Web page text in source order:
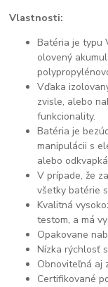
Vlastnosti:
Batéria je typu
olovený
Vďaka
zvisle, alebo
funkcionality.
Batéria je
manipulácii s
alebo
V prípade, že
všetky batérie
Kvalitná
testom, a má
Opakovane
Nízka rýchlosť
Obnoviteľná aj
Certifikované